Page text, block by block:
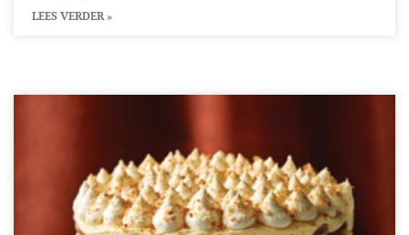
LEES VERDER »